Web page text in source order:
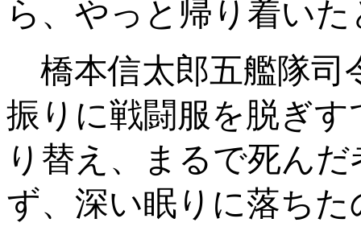
ら、やっと帰り着い
橋本信太郎五艦隊司
振りに戦闘服を脱ぎ
り替え、まるで死ん
ず、深い眠りに落ち